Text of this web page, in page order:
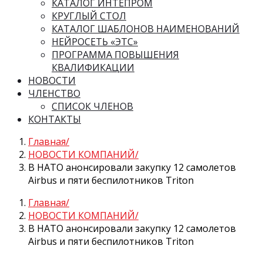
КАТАЛОГ ИНТЕПРОМ
КРУГЛЫЙ СТОЛ
КАТАЛОГ ШАБЛОНОВ НАИМЕНОВАНИЙ
НЕЙРОСЕТЬ «ЭТС»
ПРОГРАММА ПОВЫШЕНИЯ
КВАЛИФИКАЦИИ
НОВОСТИ
ЧЛЕНСТВО
СПИСОК ЧЛЕНОВ
КОНТАКТЫ
Главная
НОВОСТИ КОМПАНИЙ
В НАТО анонсировали закупку 12 самолетов
Airbus и пяти беспилотников Triton
Главная
НОВОСТИ КОМПАНИЙ
В НАТО анонсировали закупку 12 самолетов
Airbus и пяти беспилотников Triton